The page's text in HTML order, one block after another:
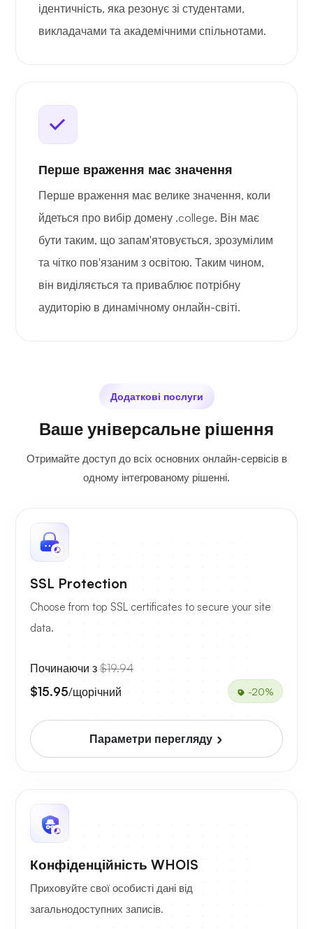
ідентичність, яка резонує зі студентами,
викладачами та академічними спільнотами.
Перше враження має значення
Перше враження має велике значення, коли
йдеться про вибір домену .college. Він має
бути таким, що запам'ятовується, зрозумілим
та чітко пов'язаним з освітою. Таким чином,
він виділяється та приваблює потрібну
аудиторію в динамічному онлайн-світі.
Додаткові послуги
Ваше універсальне рішення
Отримайте доступ до всіх основних онлайн-сервісів в
одному інтегрованому рішенні.
SSL Protection
Choose from top SSL certificates to secure your site
data.
Починаючи з $19.94
$15.95/щорічний -20%
Параметри перегляду
Конфіденційність WHOIS
Приховуйте свої особисті дані від
загальнодоступних записів.